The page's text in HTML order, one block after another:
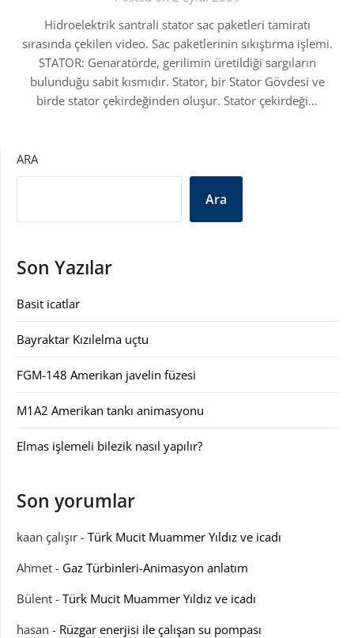
Hidroelektrik santrali stator sac paketleri tamiratı
sırasında çekilen video. Sac paketlerinin sıkıştırma işlemi.
STATOR: Genaratörde, gerilimin üretildiği sargıların
bulunduğu sabit kısmıdır. Stator, bir Stator Gövdesi ve
birde stator çekirdeğinden oluşur. Stator çekirdeği…
ARA
Ara
Son Yazılar
Basit icatlar
Bayraktar Kızılelma uçtu
FGM-148 Amerikan javelin füzesi
M1A2 Amerikan tankı animasyonu
Elmas işlemeli bilezik nasıl yapılır?
Son yorumlar
kaan çalışır - Türk Mucit Muammer Yıldız ve icadı
Ahmet - Gaz Türbinleri-Animasyon anlatım
Bülent - Türk Mucit Muammer Yıldız ve icadı
hasan - Rüzgar enerjisi ile çalışan su pompası